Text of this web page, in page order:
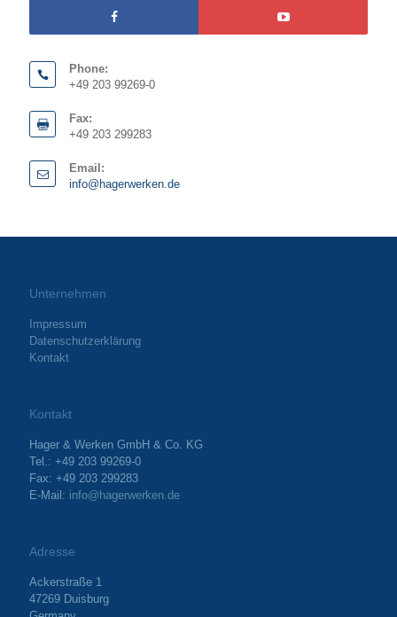
Phone:
+49 203 99269-0
Fax:
+49 203 299283
Email:
info@hagerwerken.de
Unternehmen
Impressum
Datenschutzerklärung
Kontakt
Kontakt
Hager & Werken GmbH & Co. KG
Tel.: +49 203 99269-0
Fax: +49 203 299283
E-Mail: info@hagerwerken.de
Adresse
Ackerstraße 1
47269 Duisburg